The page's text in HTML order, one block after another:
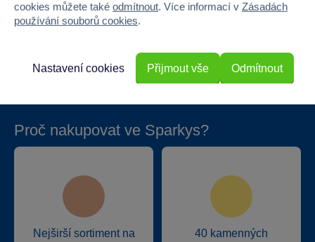
Hloubka 8.7
Proč nakupovat ve Sparkys?
Nejširší sortiment na
40 kamenných
cookies můžete také odmítnout. Více informací v Zásadách
používání souborů cookies.
Odmítnout
Nastavení cookies Přijmout vše